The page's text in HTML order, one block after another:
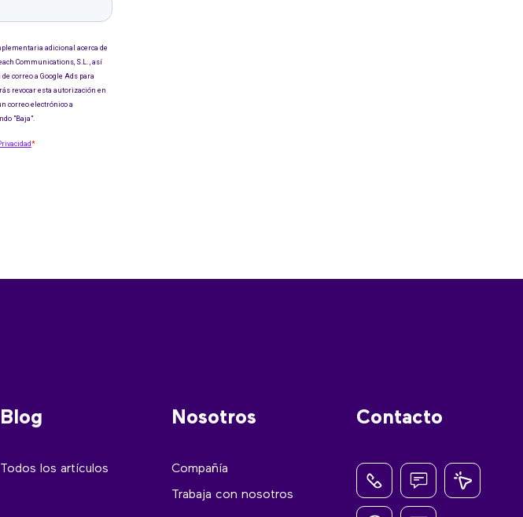
Blog
Todos los artículos
Nosotros
Compañía
Trabaja con nosotros
Contacto